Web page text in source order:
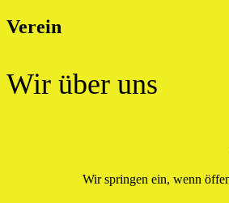
Verein
Wir über uns
Wir springen ein, wenn